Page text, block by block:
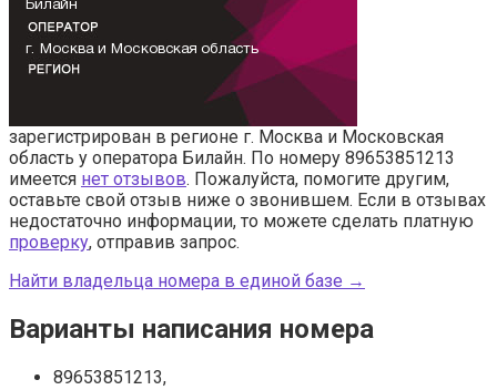
зарегистрирован в регионе г. Москва и Московская
область у оператора Билайн. По номеру 89653851213
имеется нет отзывов. Пожалуйста, помогите другим,
оставьте свой отзыв ниже о звонившем. Если в отзывах
недостаточно информации, то можете сделать платную
проверку, отправив запрос.
Найти владельца номера в единой базе →
Варианты написания номера
89653851213,